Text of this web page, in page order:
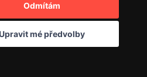
Odmítám
mé předvolby
pro espresso i